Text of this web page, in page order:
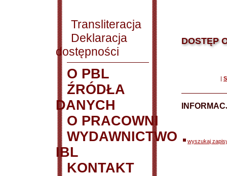
Transliteracja
Deklaracja
dostępności
O PBL
ŹRÓDŁA
DANYCH
O PRACOWNI
WYDAWNICTWO
IBL
KONTAKT
DOSTĘP
|
wyszukaj